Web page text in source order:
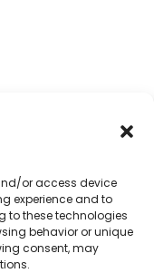
or access device
experience and to
to these technologies
behavior or unique
consent, may